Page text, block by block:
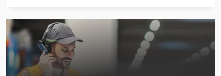
Case-Ih Magnum 340 Cvx
Case-Ih Magnum 7110
Case-Ih Magnum 7120